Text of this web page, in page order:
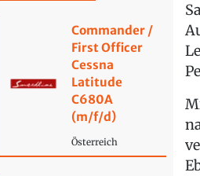
Commander /
First Officer
Cessna
Latitude
C680A
(m/f/d)
Österreich